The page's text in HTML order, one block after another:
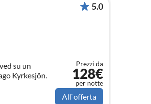
su un
Kyrkesjön.
5.0
Prezzi da
128€
per notte
All`offerta